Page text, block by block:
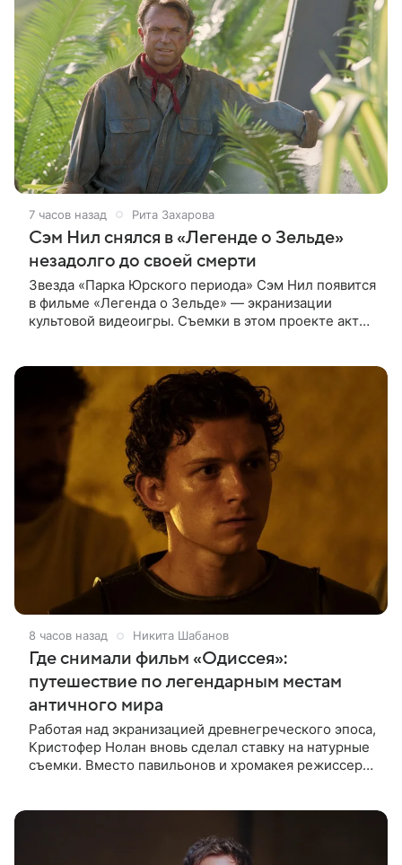
7 часов назад Рита Захарова
Сэм Нил снялся в «Легенде о Зельде»
незадолго до своей смерти
Звезда «Парка Юрского периода» Сэм Нил появится
в фильме «Легенда о Зельде» — экранизации
культовой видеоигры. Съемки в этом проекте актер
8 часов назад Никита Шабанов
Где снимали фильм «Одиссея»:
путешествие по легендарным местам
античного мира
Работая над экранизацией древнегреческого эпоса,
Кристофер Нолан вновь сделал ставку на натурные
съемки. Вместо павильонов и хромакея режиссер